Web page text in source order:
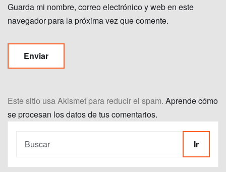
Guarda mi nombre, correo electrónico y web en este
navegador para la próxima vez que comente.
Este sitio usa Akismet para reducir el spam. Aprende cómo
se procesan los datos de tus comentarios.
Ir